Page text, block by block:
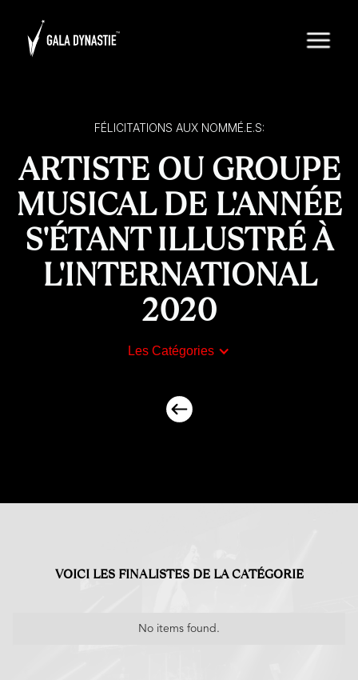
FÉLICITATIONS AUX NOMMÉ.E.S:
ARTISTE OU GROUPE
MUSICAL DE L'ANNÉE
S'ÉTANT ILLUSTRÉ À
L'INTERNATIONAL
2020
Les Catégories
VOICI LES FINALISTES DE LA CATÉGORIE
No items found.